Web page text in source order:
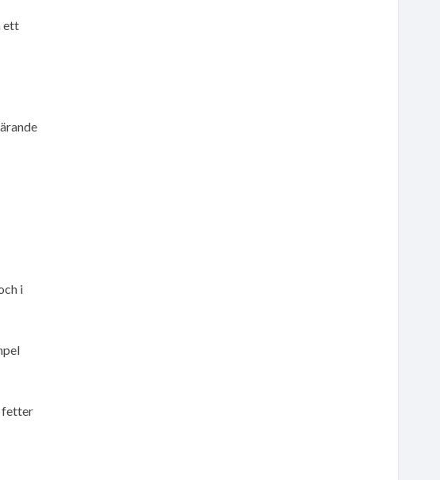
ett
i
fetter